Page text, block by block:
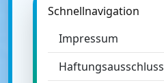
Schnellnavigation
Impressum
Haftungsausschluss